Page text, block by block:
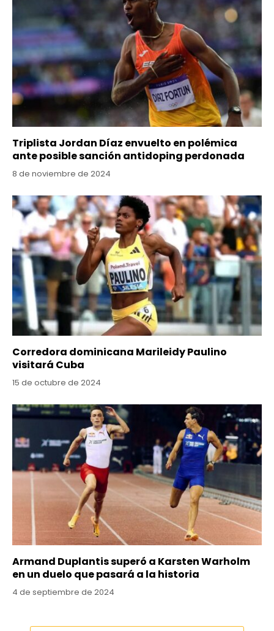
Triplista Jordan Díaz envuelto en polémica
ante posible sanción antidoping perdonada
8 de noviembre de 2024
Corredora dominicana Marileidy Paulino
visitará Cuba
15 de octubre de 2024
Armand Duplantis superó a Karsten Warholm
en un duelo que pasará a la historia
4 de septiembre de 2024